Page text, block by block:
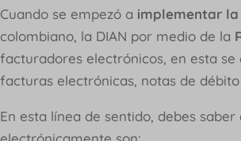
Cuando se empezó a implementar
colombiano, la DIAN por medio de la
facturadores electrónicos, en esta
facturas electrónicas, notas de
En esta línea de sentido, debes